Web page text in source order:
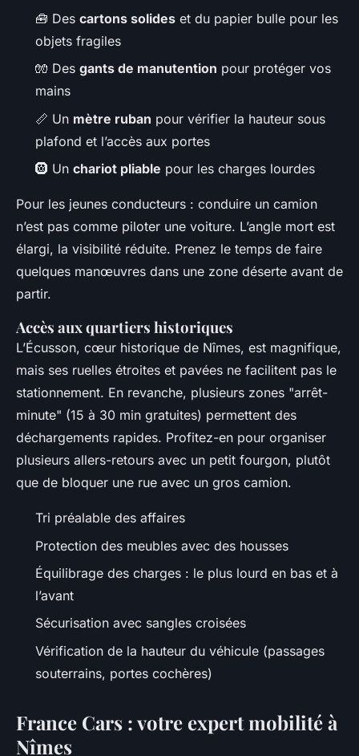
🧰 Des cartons solides et du papier bulle pour les
objets fragiles
🧤 Des gants de manutention pour protéger vos
mains
📏 Un mètre ruban pour vérifier la hauteur sous
plafond et l’accès aux portes
🛞 Un chariot pliable pour les charges lourdes
Pour les jeunes conducteurs : conduire un camion
n’est pas comme piloter une voiture. L’angle mort est
élargi, la visibilité réduite. Prenez le temps de faire
quelques manœuvres dans une zone déserte avant de
partir.
Accès aux quartiers historiques
L’Écusson, cœur historique de Nîmes, est magnifique,
mais ses ruelles étroites et pavées ne facilitent pas le
stationnement. En revanche, plusieurs zones "arrêt-
minute" (15 à 30 min gratuites) permettent des
déchargements rapides. Profitez-en pour organiser
plusieurs allers-retours avec un petit fourgon, plutôt
que de bloquer une rue avec un gros camion.
Tri préalable des affaires
Protection des meubles avec des housses
Équilibrage des charges : le plus lourd en bas et à
l’avant
Sécurisation avec sangles croisées
Vérification de la hauteur du véhicule (passages
souterrains, portes cochères)
France Cars : votre expert mobilité à
Nîmes